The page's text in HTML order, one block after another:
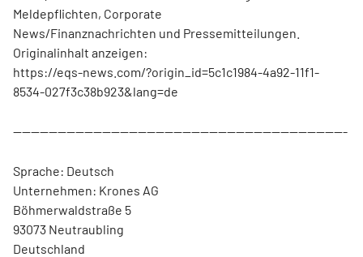
Meldepflichten, Corporate
News/Finanznachrichten und Pressemitteilungen.
Originalinhalt anzeigen:
https://eqs-news.com/?origin_id=5c1c1984-4a92-11f1-
8534-027f3c38b923&lang=de
---------------------------------------------------------------------------
Sprache: Deutsch
Unternehmen: Krones AG
Böhmerwaldstraße 5
93073 Neutraubling
Deutschland